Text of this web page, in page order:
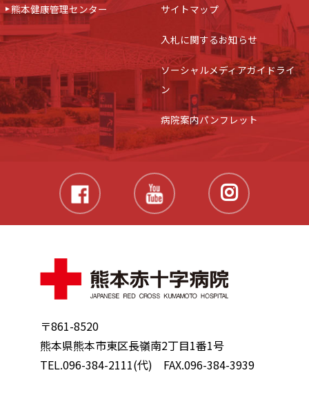
〒861-8520
熊本県熊本市東区長嶺南2丁目1番1号
TEL.096-384-2111(代) FAX.096-384-3939
熊本健康管理センター サイトマップ
入札に関するお知らせ
ソーシャルメディアガイドライ
ン
病院案内パンフレット